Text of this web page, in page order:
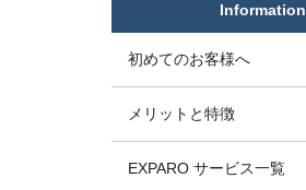
Information
初めてのお客様へ
メリットと特徴
EXPARO サービス一覧